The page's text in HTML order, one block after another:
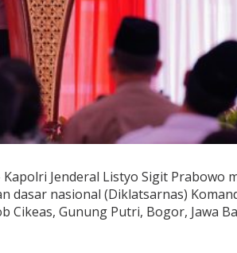
Kapolri Jenderal Listyo Sigit Prabowo
dasar nasional (Diklatsarnas)
Cikeas, Gunung Putri, Bogor, Jawa